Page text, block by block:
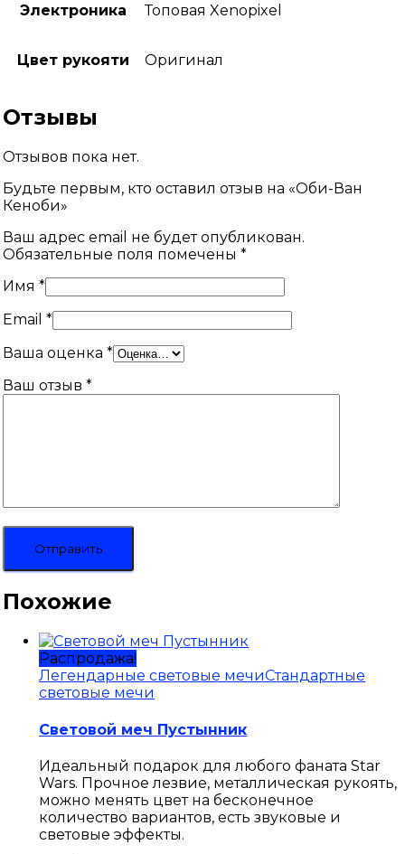
Электроника Топовая Xenopixel
Цвет рукояти Оригинал
Отзывы
Отзывов пока нет.
Будьте первым, кто оставил отзыв на «Оби-Ван
Кеноби»
Ваш адрес email не будет опубликован.
Обязательные поля помечены *
Имя *
Email *
Ваша оценка *
Ваш отзыв *
Похожие
Распродажа!
Легендарные световые мечиСтандартные
световые мечи
Световой меч Пустынник
Идеальный подарок для любого фаната Star
Wars. Прочное лезвие, металлическая рукоять,
можно менять цвет на бесконечное
количество вариантов, есть звуковые и
световые эффекты.